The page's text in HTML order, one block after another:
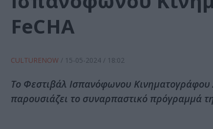
FeCHA
CULTURENOW / 15-05-2024 / 18:02
Το Φεστιβάλ Ισπανόφωνου Κινηματογράφου
παρουσιάζει το συναρπαστικό πρόγραμμά